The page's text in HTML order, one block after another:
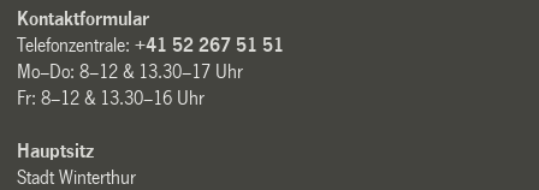
Kontaktformular
Telefonzentrale:+41 52 267 51 51
Mo–Do: 8–12 & 13.30–17 Uhr
Fr: 8–12 & 13.30–16 Uhr
Hauptsitz
Stadt Winterthur